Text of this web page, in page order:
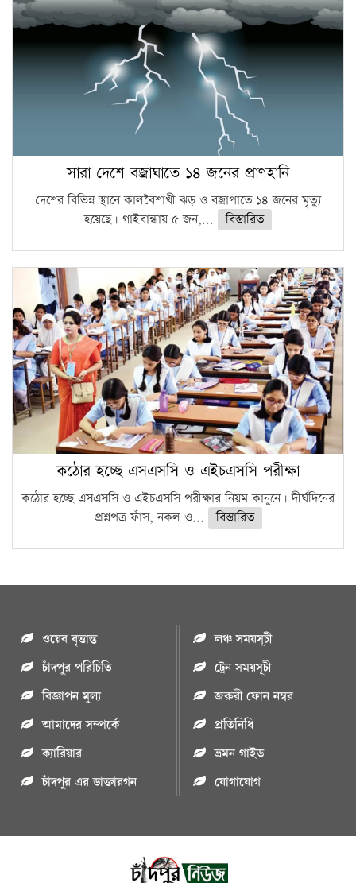
সারা দেশে বজ্রাঘাতে ১৪ জনের প্রাণহানি
দেশের বিভিন্ন স্থানে কালবৈশাখী ঝড় ও বজ্রাপাতে ১৪ জনের মৃত্যু
হয়েছে। গাইবান্ধায় ৫ জন,...
বিস্তারিত
কঠোর হচ্ছে এসএসসি ও এইচএসসি পরীক্ষা
কঠোর হচ্ছে এসএসসি ও এইচএসসি পরীক্ষার নিয়ম কানুনে। দীর্ঘদিনের
প্রশ্নপত্র ফাঁস, নকল ও...
বিস্তারিত
ওয়েব বৃত্তান্ত
চাঁদপুর পরিচিতি
বিজ্ঞাপন মুল্য
আমাদের সম্পর্কে
ক্যারিয়ার
চাঁদপুর এর ডাক্তারগন
লঞ্চ সময়সূচী
ট্রেন সময়সূচী
জরুরী ফোন নম্বর
প্রতিনিধি
ভ্রমন গাইড
যোগাযোগ